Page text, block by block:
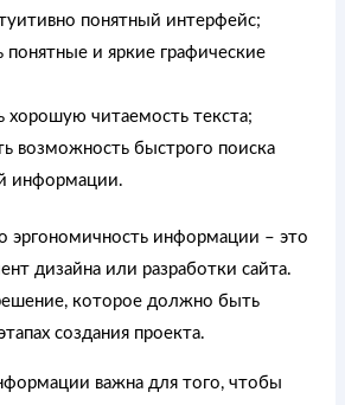
понятный интерфейс;
понятные и яркие графические
хорошую читаемость текста;
возможность быстрого поиска
информации.
эргономичность информации – это
дизайна или разработки сайта.
которое должно быть
создания проекта.
важна для того, чтобы